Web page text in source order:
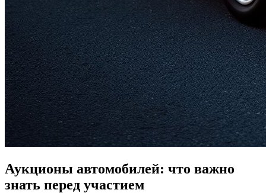
Аукционы автомобилей: что важно
знать перед участием